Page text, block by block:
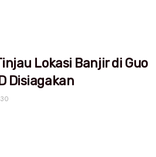
Lokasi Banjir di Guo
Disiagakan